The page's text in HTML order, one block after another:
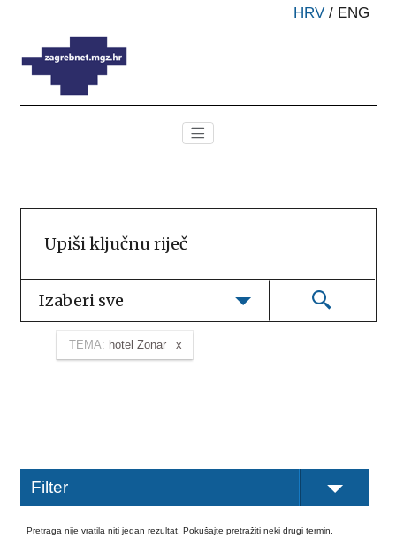
HRV / ENG
Izaberi sve
TEMA: hotel Zonar
Filter
Pretraga nije vratila niti jedan rezultat. Pokušajte pretražiti neki drugi termin.